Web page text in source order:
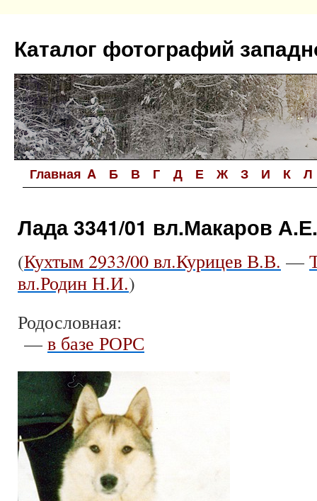
содержимому
Каталог фотографий
Главная A Б В Г Д Е Ж З И К Л
Лада 3341/01 вл.Макаров А.Е.
(Кухтым 2933/00 вл.Курицев В.В. —
вл.Родин Н.И.)
Родословная:
— в базе РОРС